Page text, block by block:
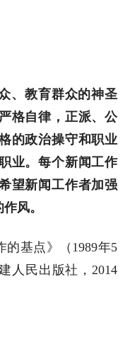
、教育群众的神圣
格自律，正派、公
的政治操守和职业
业。每个新闻工作
望新闻工作者加强
风。
的基点》（1989年5
人民出版社，2014